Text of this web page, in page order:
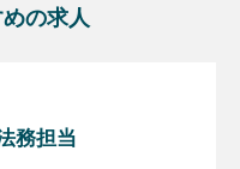
の求人
務担当